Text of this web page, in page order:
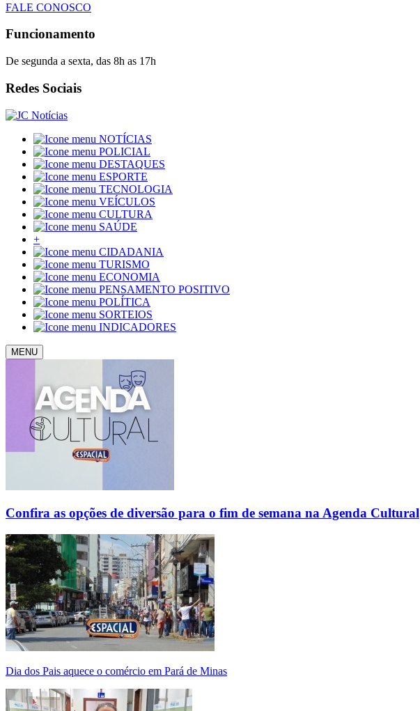
FALE CONOSCO
Funcionamento
De segunda a sexta, das 8h as 17h
Redes Sociais
NOTÍCIAS
POLICIAL
DESTAQUES
ESPORTE
TECNOLOGIA
VEÍCULOS
CULTURA
SAÚDE
+
CIDADANIA
TURISMO
ECONOMIA
PENSAMENTO POSITIVO
POLÍTICA
SORTEIOS
INDICADORES
MENU
Confira as opções de diversão para o fim de semana na Agenda Cultural
Dia dos Pais aquece o comércio em Pará de Minas